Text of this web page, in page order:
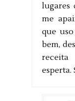
lugares
me
que
bem,
esperta.